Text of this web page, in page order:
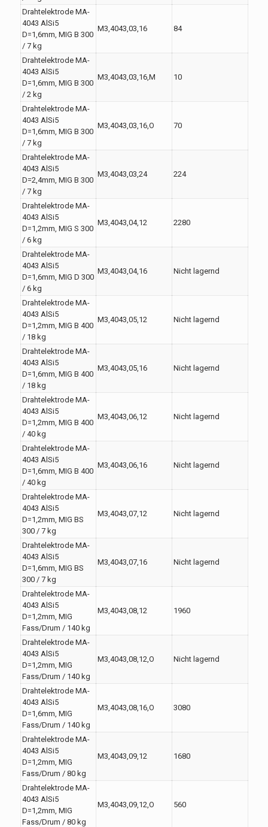
Drahtelektrode MA-
4043 AlSi5
D=1,6mm, MIG B 300
/ 7 kg
M3,4043,03,16 84
Drahtelektrode MA-
4043 AlSi5
D=1,6mm, MIG B 300
/ 2 kg
M3,4043,03,16,M 10
Drahtelektrode MA-
4043 AlSi5
D=1,6mm, MIG B 300
/ 7 kg
M3,4043,03,16,O 70
Drahtelektrode MA-
4043 AlSi5
D=2,4mm, MIG B 300
/ 7 kg
M3,4043,03,24 224
Drahtelektrode MA-
4043 AlSi5
D=1,2mm, MIG S 300
/ 6 kg
M3,4043,04,12 2280
Drahtelektrode MA-
4043 AlSi5
D=1,6mm, MIG D 300
/ 6 kg
M3,4043,04,16 Nicht lagernd
Drahtelektrode MA-
4043 AlSi5
D=1,2mm, MIG B 400
/ 18 kg
M3,4043,05,12 Nicht lagernd
Drahtelektrode MA-
4043 AlSi5
D=1,6mm, MIG B 400
/ 18 kg
M3,4043,05,16 Nicht lagernd
Drahtelektrode MA-
4043 AlSi5
D=1,2mm, MIG B 400
/ 40 kg
M3,4043,06,12 Nicht lagernd
Drahtelektrode MA-
4043 AlSi5
D=1,6mm, MIG B 400
/ 40 kg
M3,4043,06,16 Nicht lagernd
Drahtelektrode MA-
4043 AlSi5
D=1,2mm, MIG BS
300 / 7 kg
M3,4043,07,12 Nicht lagernd
Drahtelektrode MA-
4043 AlSi5
D=1,6mm, MIG BS
300 / 7 kg
M3,4043,07,16 Nicht lagernd
Drahtelektrode MA-
4043 AlSi5
D=1,2mm, MIG
Fass/Drum / 140 kg
M3,4043,08,12 1960
Drahtelektrode MA-
4043 AlSi5
D=1,2mm, MIG
Fass/Drum / 140 kg
M3,4043,08,12,O Nicht lagernd
Drahtelektrode MA-
4043 AlSi5
D=1,6mm, MIG
Fass/Drum / 140 kg
M3,4043,08,16,O 3080
Drahtelektrode MA-
4043 AlSi5
D=1,2mm, MIG
Fass/Drum / 80 kg
M3,4043,09,12 1680
Drahtelektrode MA-
4043 AlSi5
D=1,2mm, MIG
Fass/Drum / 80 kg
M3,4043,09,12,O 560